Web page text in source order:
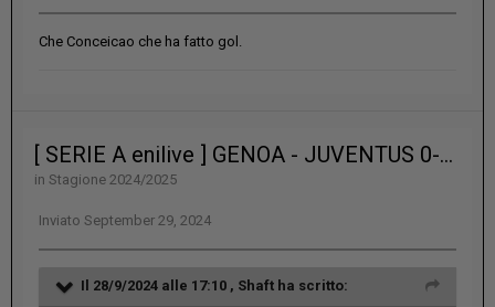
Che Conceicao che ha fatto gol.
[ SERIE A enilive ] GENOA - JUVENTUS 0-3 (48’rig. e 55’ Vlahovic, 89’ Conceicao)
in Stagione 2024/2025
Inviato September 29, 2024
Il 28/9/2024 alle 17:10 , Shaft ha scritto: